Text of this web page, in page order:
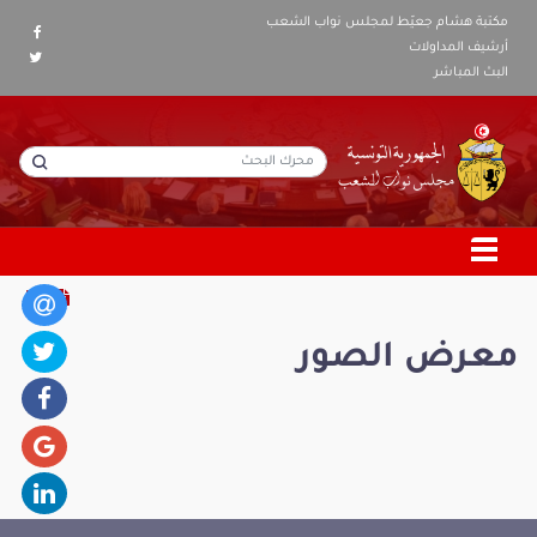
مكتبة هشام جعيّط لمجلس نواب الشعب
أرشيف المداولات
البث المباشر
معرض الصور